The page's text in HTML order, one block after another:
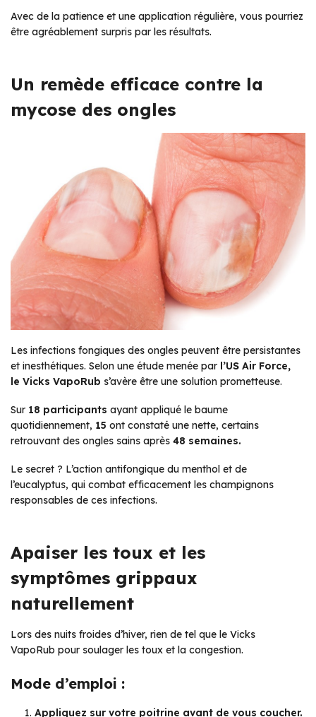
Avec de la patience et une application régulière, vous pourriez
être agréablement surpris par les résultats.
Un remède efficace contre la
mycose des ongles
Les infections fongiques des ongles peuvent être persistantes
et inesthétiques. Selon une étude menée par l’US Air Force,
le Vicks VapoRub s’avère être une solution prometteuse.
Sur 18 participants ayant appliqué le baume
quotidiennement, 15 ont constaté une nette, certains
retrouvant des ongles sains après 48 semaines.
Le secret ? L’action antifongique du menthol et de
l’eucalyptus, qui combat efficacement les champignons
responsables de ces infections.
Apaiser les toux et les
symptômes grippaux
naturellement
Lors des nuits froides d’hiver, rien de tel que le Vicks
VapoRub pour soulager les toux et la congestion.
Mode d’emploi :
Appliquez sur votre poitrine avant de vous coucher.